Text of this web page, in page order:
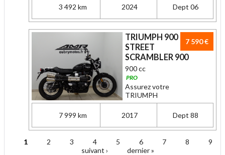
3 492 km 2024 Dept 06
7 590 €
TRIUMPH 900
STREET
SCRAMBLER 900
900 cc
PRO
Assurez votre
TRIUMPH
7 999 km 2017 Dept 88
Pages
1 2 3 4 5 6 7 8
9
suivant ›
dernier »